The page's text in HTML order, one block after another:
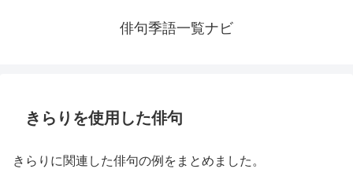
俳句季語一覧ナビ
きらりを使用した俳句
きらりに関連した俳句の例をまとめました。